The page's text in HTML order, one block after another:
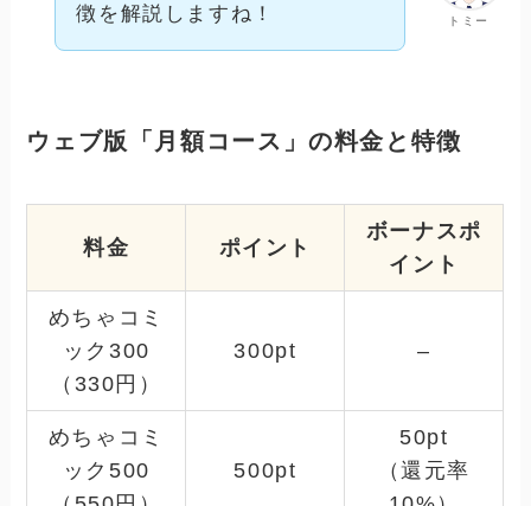
トミー
徴を解説しますね！
ウェブ版「月額コース」の料金と特徴
料金 ポイント
ボーナスポ
イント
めちゃコミ
ック300
（330円）
300pt –
めちゃコミ
ック500
500pt
50pt
（還元率